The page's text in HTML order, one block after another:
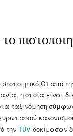
C1 από
η οποία είναι
ταξινόμηση
την TÜV δοκίμασαν